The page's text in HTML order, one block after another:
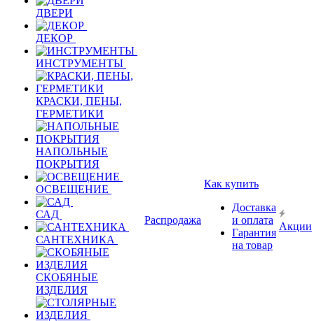
ДВЕРИ
ДЕКОР
ИНСТРУМЕНТЫ
КРАСКИ, ПЕНЫ,
ГЕРМЕТИКИ
НАПОЛЬНЫЕ
ПОКРЫТИЯ
ОСВЕЩЕНИЕ
САД
САНТЕХНИКА
СКОБЯНЫЕ
ИЗДЕЛИЯ
Распродажа
Как купить
Доставка
и оплата
Гарантия
на товар
Акции